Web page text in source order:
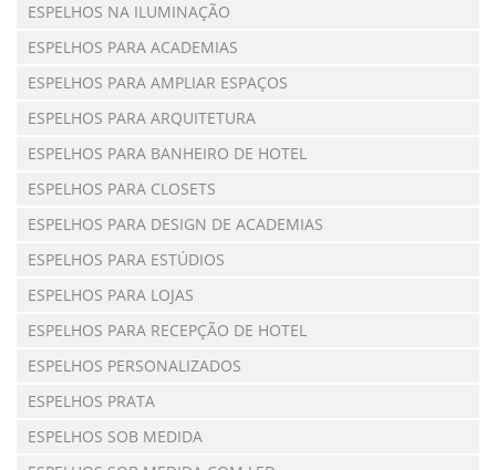
ESPELHOS NA ILUMINAÇÃO
ESPELHOS PARA ACADEMIAS
ESPELHOS PARA AMPLIAR ESPAÇOS
ESPELHOS PARA ARQUITETURA
ESPELHOS PARA BANHEIRO DE HOTEL
ESPELHOS PARA CLOSETS
ESPELHOS PARA DESIGN DE ACADEMIAS
ESPELHOS PARA ESTÚDIOS
ESPELHOS PARA LOJAS
ESPELHOS PARA RECEPÇÃO DE HOTEL
ESPELHOS PERSONALIZADOS
ESPELHOS PRATA
ESPELHOS SOB MEDIDA